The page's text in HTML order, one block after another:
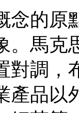
念的原
。馬
對調，
產品以